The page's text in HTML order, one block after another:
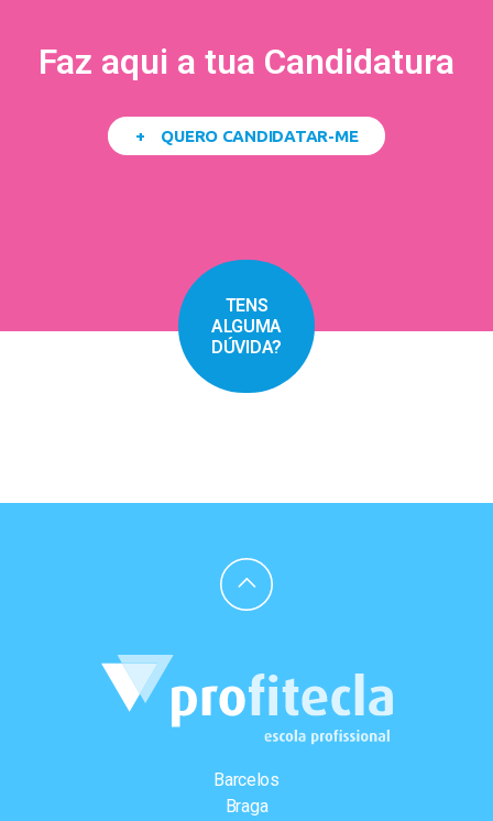
Faz aqui a tua Candidatura
+ QUERO CANDIDATAR-ME
TENS
ALGUMA
DÚVIDA?
Barcelos
Braga